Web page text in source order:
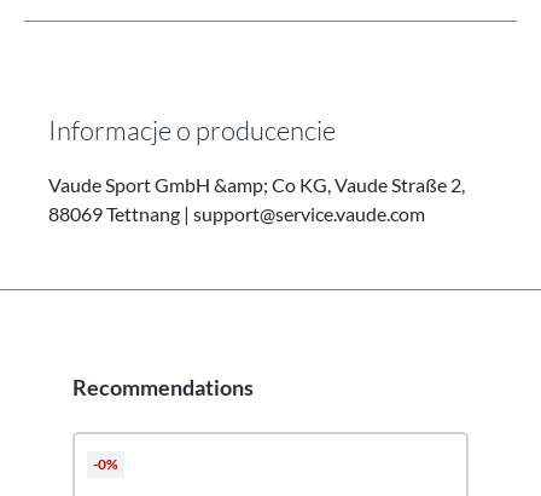
Informacje o producencie
Vaude Sport GmbH &amp; Co KG, Vaude Straße 2,
88069 Tettnang | support@service.vaude.com
Pomiń galerię produktów
Recommendations
-0%